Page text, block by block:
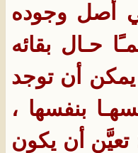
أصل وجوده
حـال بقائه
يمكن أن توجد
بنفسها ،
تعيَّن أن يكون